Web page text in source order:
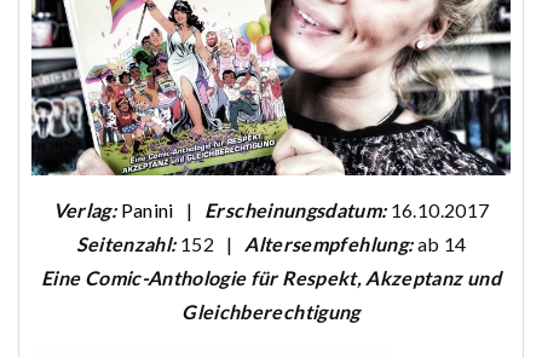
Verlag: Panini | Erscheinungsdatum: 16.10.2017
Seitenzahl: 152 | Altersempfehlung:ab 14
Eine Comic-Anthologie für Respekt, Akzeptanz und
Gleichberechtigung